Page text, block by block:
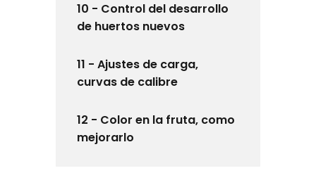
10 - Control del desarrollo
de huertos nuevos
11 - Ajustes de carga,
curvas de calibre
12 - Color en la fruta, como
mejorarlo